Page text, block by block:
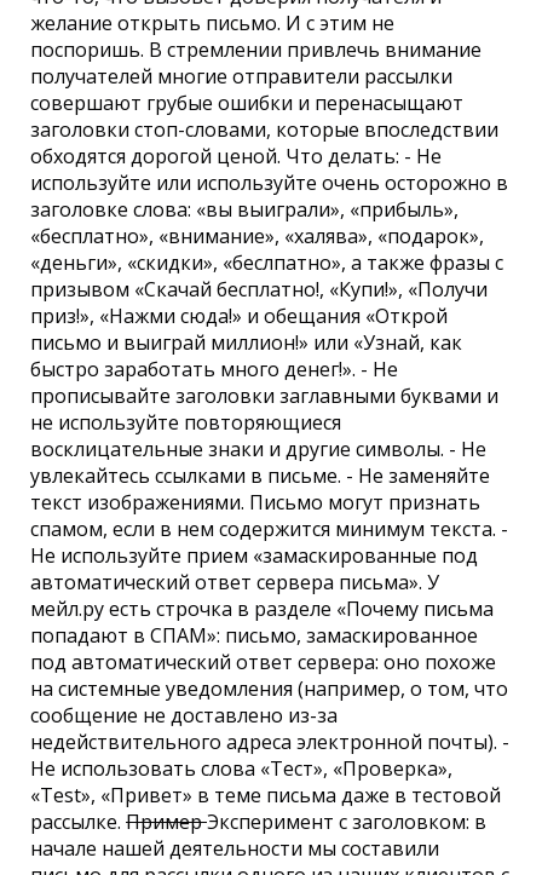
желание открыть письмо. И с этим не
поспоришь. В стремлении привлечь внимание
получателей многие отправители рассылки
совершают грубые ошибки и перенасыщают
заголовки стоп-словами, которые впоследствии
обходятся дорогой ценой. Что делать: - Не
используйте или используйте очень осторожно в
заголовке слова: «вы выиграли», «прибыль»,
«бесплатно», «внимание», «халява», «подарок»,
«деньги», «скидки», «беслпатно», а также фразы с
призывом «Скачай бесплатно!, «Купи!», «Получи
приз!», «Нажми сюда!» и обещания «Открой
письмо и выиграй миллион!» или «Узнай, как
быстро заработать много денег!». - Не
прописывайте заголовки заглавными буквами и
не используйте повторяющиеся
восклицательные знаки и другие символы. - Не
увлекайтесь ссылками в письме. - Не заменяйте
текст изображениями. Письмо могут признать
спамом, если в нем содержится минимум текста. -
Не используйте прием «замаскированные под
автоматический ответ сервера письма». У
мейл.ру есть строчка в разделе «Почему письма
попадают в СПАМ»: письмо, замаскированное
под автоматический ответ сервера: оно похоже
на системные уведомления (например, о том, что
сообщение не доставлено из-за
недействительного адреса электронной почты). -
Не использовать слова «Тест», «Проверка»,
«Test», «Привет» в теме письма даже в тестовой
рассылке. ПримерЭксперимент с заголовком: в
начале нашей деятельности мы составили